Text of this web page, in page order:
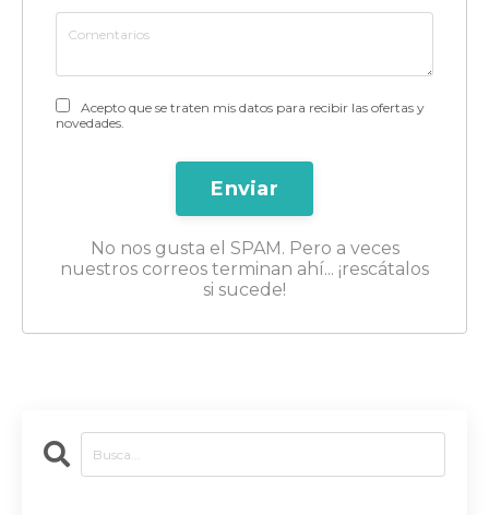
Acepto que se traten mis datos para recibir las ofertas y
novedades.
Enviar
No nos gusta el SPAM. Pero a veces
nuestros correos terminan ahí... ¡rescátalos
si sucede!